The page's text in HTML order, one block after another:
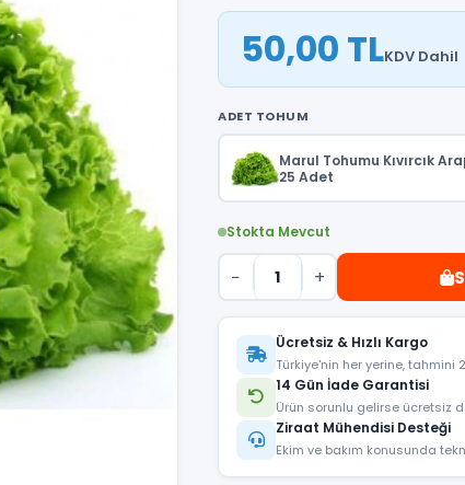
50,00 TLKDV Dahil
ADET TOHUM
Marul Tohumu Kıvırcık
25 Adet
Stokta Mevcut
− +
Ücretsiz & Hızlı Kargo
Türkiye'nin her yerine, tahmini
14 Gün İade Garantisi
Ürün sorunlu gelirse ücretsiz
Ziraat Mühendisi Desteği
Ekim ve bakım konusunda